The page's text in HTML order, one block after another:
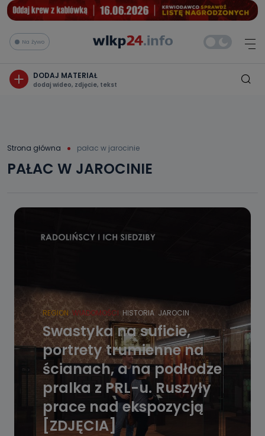
Na żywo
DODAJ MATERIAŁ
dodaj wideo, zdjęcie, tekst
Strona główna pałac w jarocinie
PAŁAC W JAROCINIE
REGION WIADOMOŚCI HISTORIA JAROCIN
Swastyka na suficie,
portrety trumienne na
ścianach, a na podłodze
pralka z PRL-u. Ruszyły
prace nad ekspozycją
[ZDJĘCIA]